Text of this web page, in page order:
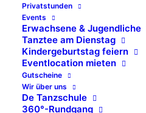
Privatstunden
Events
Erwachsene & Jugendliche
Tanztee am Dienstag
Kindergeburtstag feiern
Eventlocation mieten
Gutscheine
Wir über uns
De Tanzschule
360°-Rundgang
Nur bei uns:
einem Kurs Ihrer
Sie sind noch nicht sicher,
ist? Wir laden Sie ein zu
Egal ob Erwachsene,